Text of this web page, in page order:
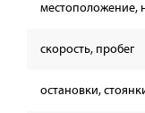
местоположение,
скорость, пробег
остановки,